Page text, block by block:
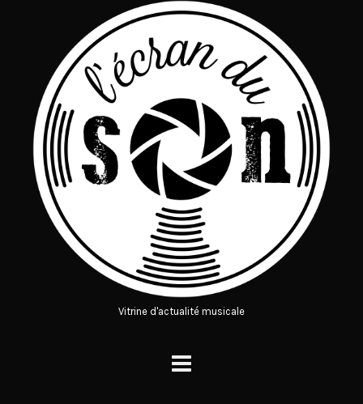
Vitrine d'actualité musicale